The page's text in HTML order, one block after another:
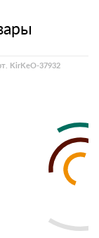
KirKeO-37932